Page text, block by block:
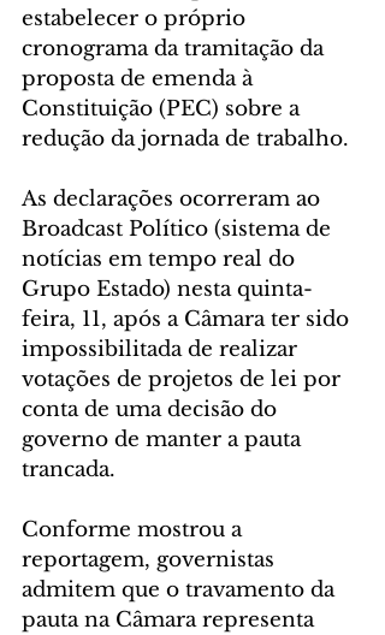
estabelecer o próprio
cronograma da tramitação da
proposta de emenda à
Constituição (PEC) sobre a
redução da jornada de trabalho.
As declarações ocorreram ao
Broadcast Político (sistema de
notícias em tempo real do
Grupo Estado) nesta quinta-
feira, 11, após a Câmara ter sido
impossibilitada de realizar
votações de projetos de lei por
conta de uma decisão do
governo de manter a pauta
trancada.
Conforme mostrou a
reportagem, governistas
admitem que o travamento da
pauta na Câmara representa